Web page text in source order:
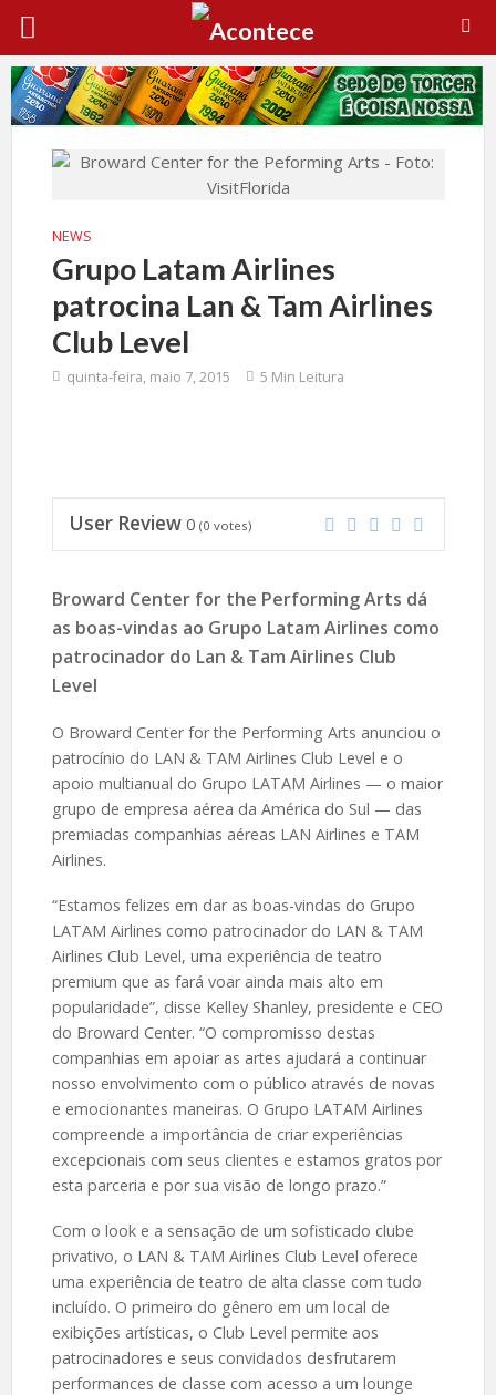
NEWS
Grupo Latam Airlines
patrocina Lan & Tam Airlines
Club Level
quinta-feira, maio 7, 2015 5 Min Leitura
User Review 0 (0 votes)
Broward Center for the Performing Arts dá
as boas-vindas ao Grupo Latam Airlines como
patrocinador do Lan & Tam Airlines Club
Level
O Broward Center for the Performing Arts anunciou o
patrocínio do LAN & TAM Airlines Club Level e o
apoio multianual do Grupo LATAM Airlines — o maior
grupo de empresa aérea da América do Sul — das
premiadas companhias aéreas LAN Airlines e TAM
Airlines.
“Estamos felizes em dar as boas-vindas do Grupo
LATAM Airlines como patrocinador do LAN & TAM
Airlines Club Level, uma experiência de teatro
premium que as fará voar ainda mais alto em
popularidade”, disse Kelley Shanley, presidente e CEO
do Broward Center. “O compromisso destas
companhias em apoiar as artes ajudará a continuar
nosso envolvimento com o público através de novas
e emocionantes maneiras. O Grupo LATAM Airlines
compreende a importância de criar experiências
excepcionais com seus clientes e estamos gratos por
esta parceria e por sua visão de longo prazo.”
Com o look e a sensação de um sofisticado clube
privativo, o LAN & TAM Airlines Club Level oferece
uma experiência de teatro de alta classe com tudo
incluído. O primeiro do gênero em um local de
exibições artísticas, o Club Level permite aos
patrocinadores e seus convidados desfrutarem
performances de classe com acesso a um lounge